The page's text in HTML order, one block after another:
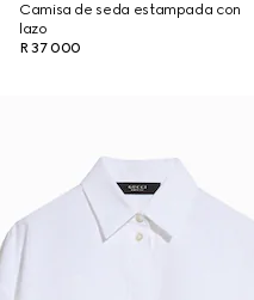
Camisa de seda estampada con
lazo
R 37 000